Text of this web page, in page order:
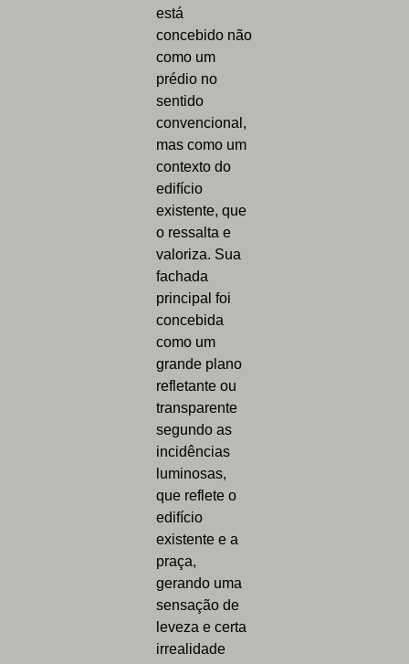
está
concebido não
como um
prédio no
sentido
convencional,
mas como um
contexto do
edifício
existente, que
o ressalta e
valoriza. Sua
fachada
principal foi
concebida
como um
grande plano
refletante ou
transparente
segundo as
incidências
luminosas,
que reflete o
edifício
existente e a
praça,
gerando uma
sensação de
leveza e certa
irrealidade